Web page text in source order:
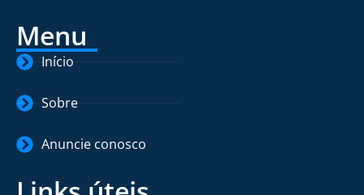
Menu
Início
Sobre
Anuncie conosco